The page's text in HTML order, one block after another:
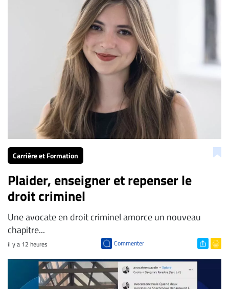
Carrière et Formation
Plaider, enseigner et repenser le
droit criminel
Une avocate en droit criminel amorce un nouveau
chapitre...
il y a 12 heures Commenter